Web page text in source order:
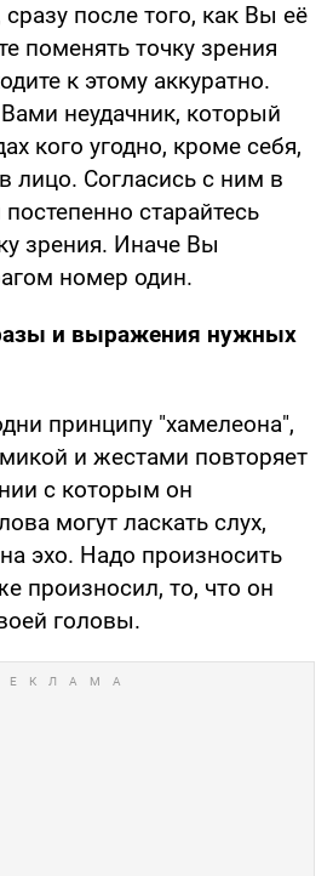
после того, как Вы её
поменять точку зрения
к этому аккуратно.
неудачник, который
кого угодно, кроме себя,
лицо. Согласись с ним в
старайтесь
зрения. Иначе Вы
номер один.
и выражения нужных
принципу "хамелеона",
и жестами повторяет
с которым он
могут ласкать слух,
эхо. Надо произносить
произносил, то, что он
головы.